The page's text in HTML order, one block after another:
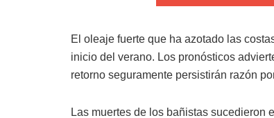
El oleaje fuerte que ha azotado las
inicio del verano. Los pronósticos
retorno seguramente persistirán razón
Las muertes de los bañistas sucedieron